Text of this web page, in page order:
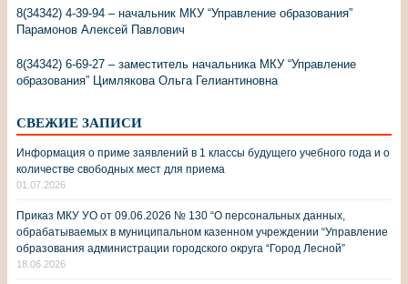
8(34342) 4-39-94 – начальник МКУ “Управление образования”
Парамонов Алексей Павлович
8(34342) 6-69-27 – заместитель начальника МКУ “Управление
образования” Цимлякова Ольга Гелиантиновна
СВЕЖИЕ ЗАПИСИ
Информация о приме заявлений в 1 классы будущего учебного года и о
количестве свободных мест для приема
01.07.2026
Приказ МКУ УО от 09.06.2026 № 130 “О персональных данных,
обрабатываемых в муниципальном казенном учреждении “Управление
образования администрации городского округа “Город Лесной”
18.06.2026